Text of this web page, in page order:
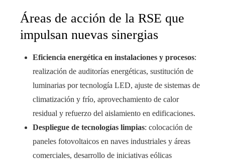
Áreas de acción de la RSE que
impulsan nuevas sinergias
Eficiencia energética en instalaciones y procesos:
realización de auditorías energéticas, sustitución de
luminarias por tecnología LED, ajuste de sistemas de
climatización y frío, aprovechamiento de calor
residual y refuerzo del aislamiento en edificaciones.
Despliegue de tecnologías limpias: colocación de
paneles fotovoltaicos en naves industriales y áreas
comerciales, desarrollo de iniciativas eólicas